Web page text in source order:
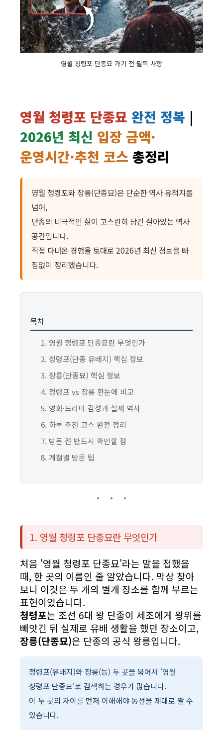
영월 청령포 단종묘 가기 전 필독 사항
영월 청령포 단종묘 완전 정복 |
2026년 최신 입장 금액·
운영시간·추천 코스 총정리
영월 청령포와 장릉(단종묘)은 단순한 역사 유적지를
넘어,
단종의 비극적인 삶이 고스란히 담긴 살아있는 역사
공간입니다.
직접 다녀온 경험을 토대로 2026년 최신 정보를 빠
짐없이 정리했습니다.
목차
영월 청령포 단종묘란 무엇인가
청령포(단종 유배지) 핵심 정보
장릉(단종묘) 핵심 정보
청령포 vs 장릉 한눈에 비교
영화·드라마 감성과 실제 역사
하루 추천 코스 완전 정리
방문 전 반드시 확인할 점
계절별 방문 팁
1. 영월 청령포 단종묘란 무엇인가
처음 '영월 청령포 단종묘'라는 말을 접했을
때, 한 곳의 이름인 줄 알았습니다. 막상 찾아
보니 이것은 두 개의 별개 장소를 함께 부르는
표현이었습니다.
청령포는 조선 6대 왕 단종이 세조에게 왕위를
빼앗긴 뒤 실제로 유배 생활을 했던 장소이고,
장릉(단종묘)은 단종의 공식 왕릉입니다.
청령포(유배지)와 장릉(능) 두 곳을 묶어서 '영월
청령포 단종묘'로 검색하는 경우가 많습니다.
이 두 곳의 차이를 먼저 이해해야 동선을 제대로 짤 수
있습니다.